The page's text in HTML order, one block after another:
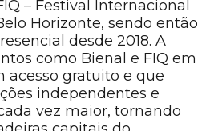
– Festival Internacional
Horizonte, sendo então
desde 2018. A
como Bienal e FIQ em
acesso gratuito e que
independentes e
vez maior, tornando